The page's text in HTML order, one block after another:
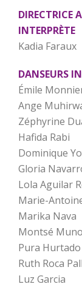
DIRECTRICE
INTERPRÈTE
Kadia Faraux
DANSEURS
Émile
Ange
Zéphyrine
Hafida Rabi
Dominique
Gloria
Lola Aguilar
Marie-
Marika Nava
Montsé
Pura
Ruth Roca
Luz Garcia